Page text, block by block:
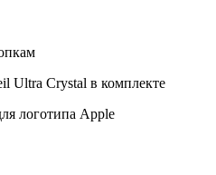
Ultra Crystal в комплекте
логотипа Apple